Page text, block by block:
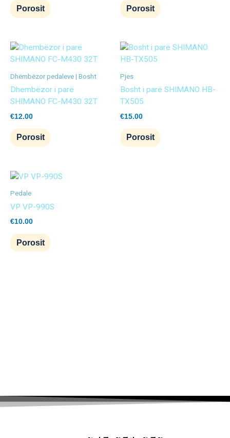
Porosit Porosit
Dhëmbëzor pedaleve | Bosht
Dhembëzor i parë
SHIMANO FC-M430 32T
€12.00
Porosit
Pjes
Bosht i parë SHIMANO HB-
TX505
€15.00
Porosit
Pedale
VP VP-990S
€10.00
Porosit